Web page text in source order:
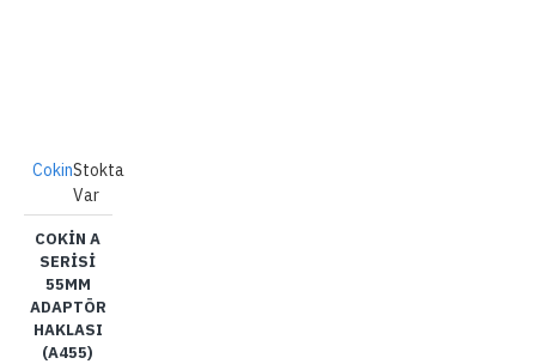
CokinStokta
Var
COKIN A
SERISI
55MM
ADAPTÖR
HAKLASI
(A455)